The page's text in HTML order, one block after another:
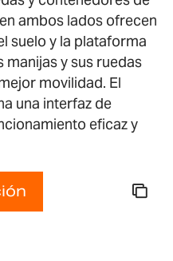
ambos lados ofrecen
suelo y la plataforma
manijas y sus ruedas
movilidad. El
una interfaz de
eficaz y